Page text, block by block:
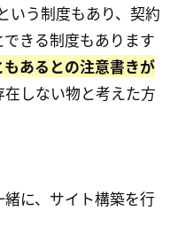
いう制度もあり、契約
きる制度もあります
あるとの注意書きが
しない物と考えた方
に、サイト構築を行